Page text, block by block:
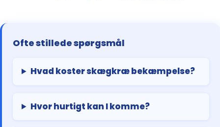
Ofte stillede spørgsmål
Hvad koster skægkræ bekæmpelse?
Hvor hurtigt kan I komme?